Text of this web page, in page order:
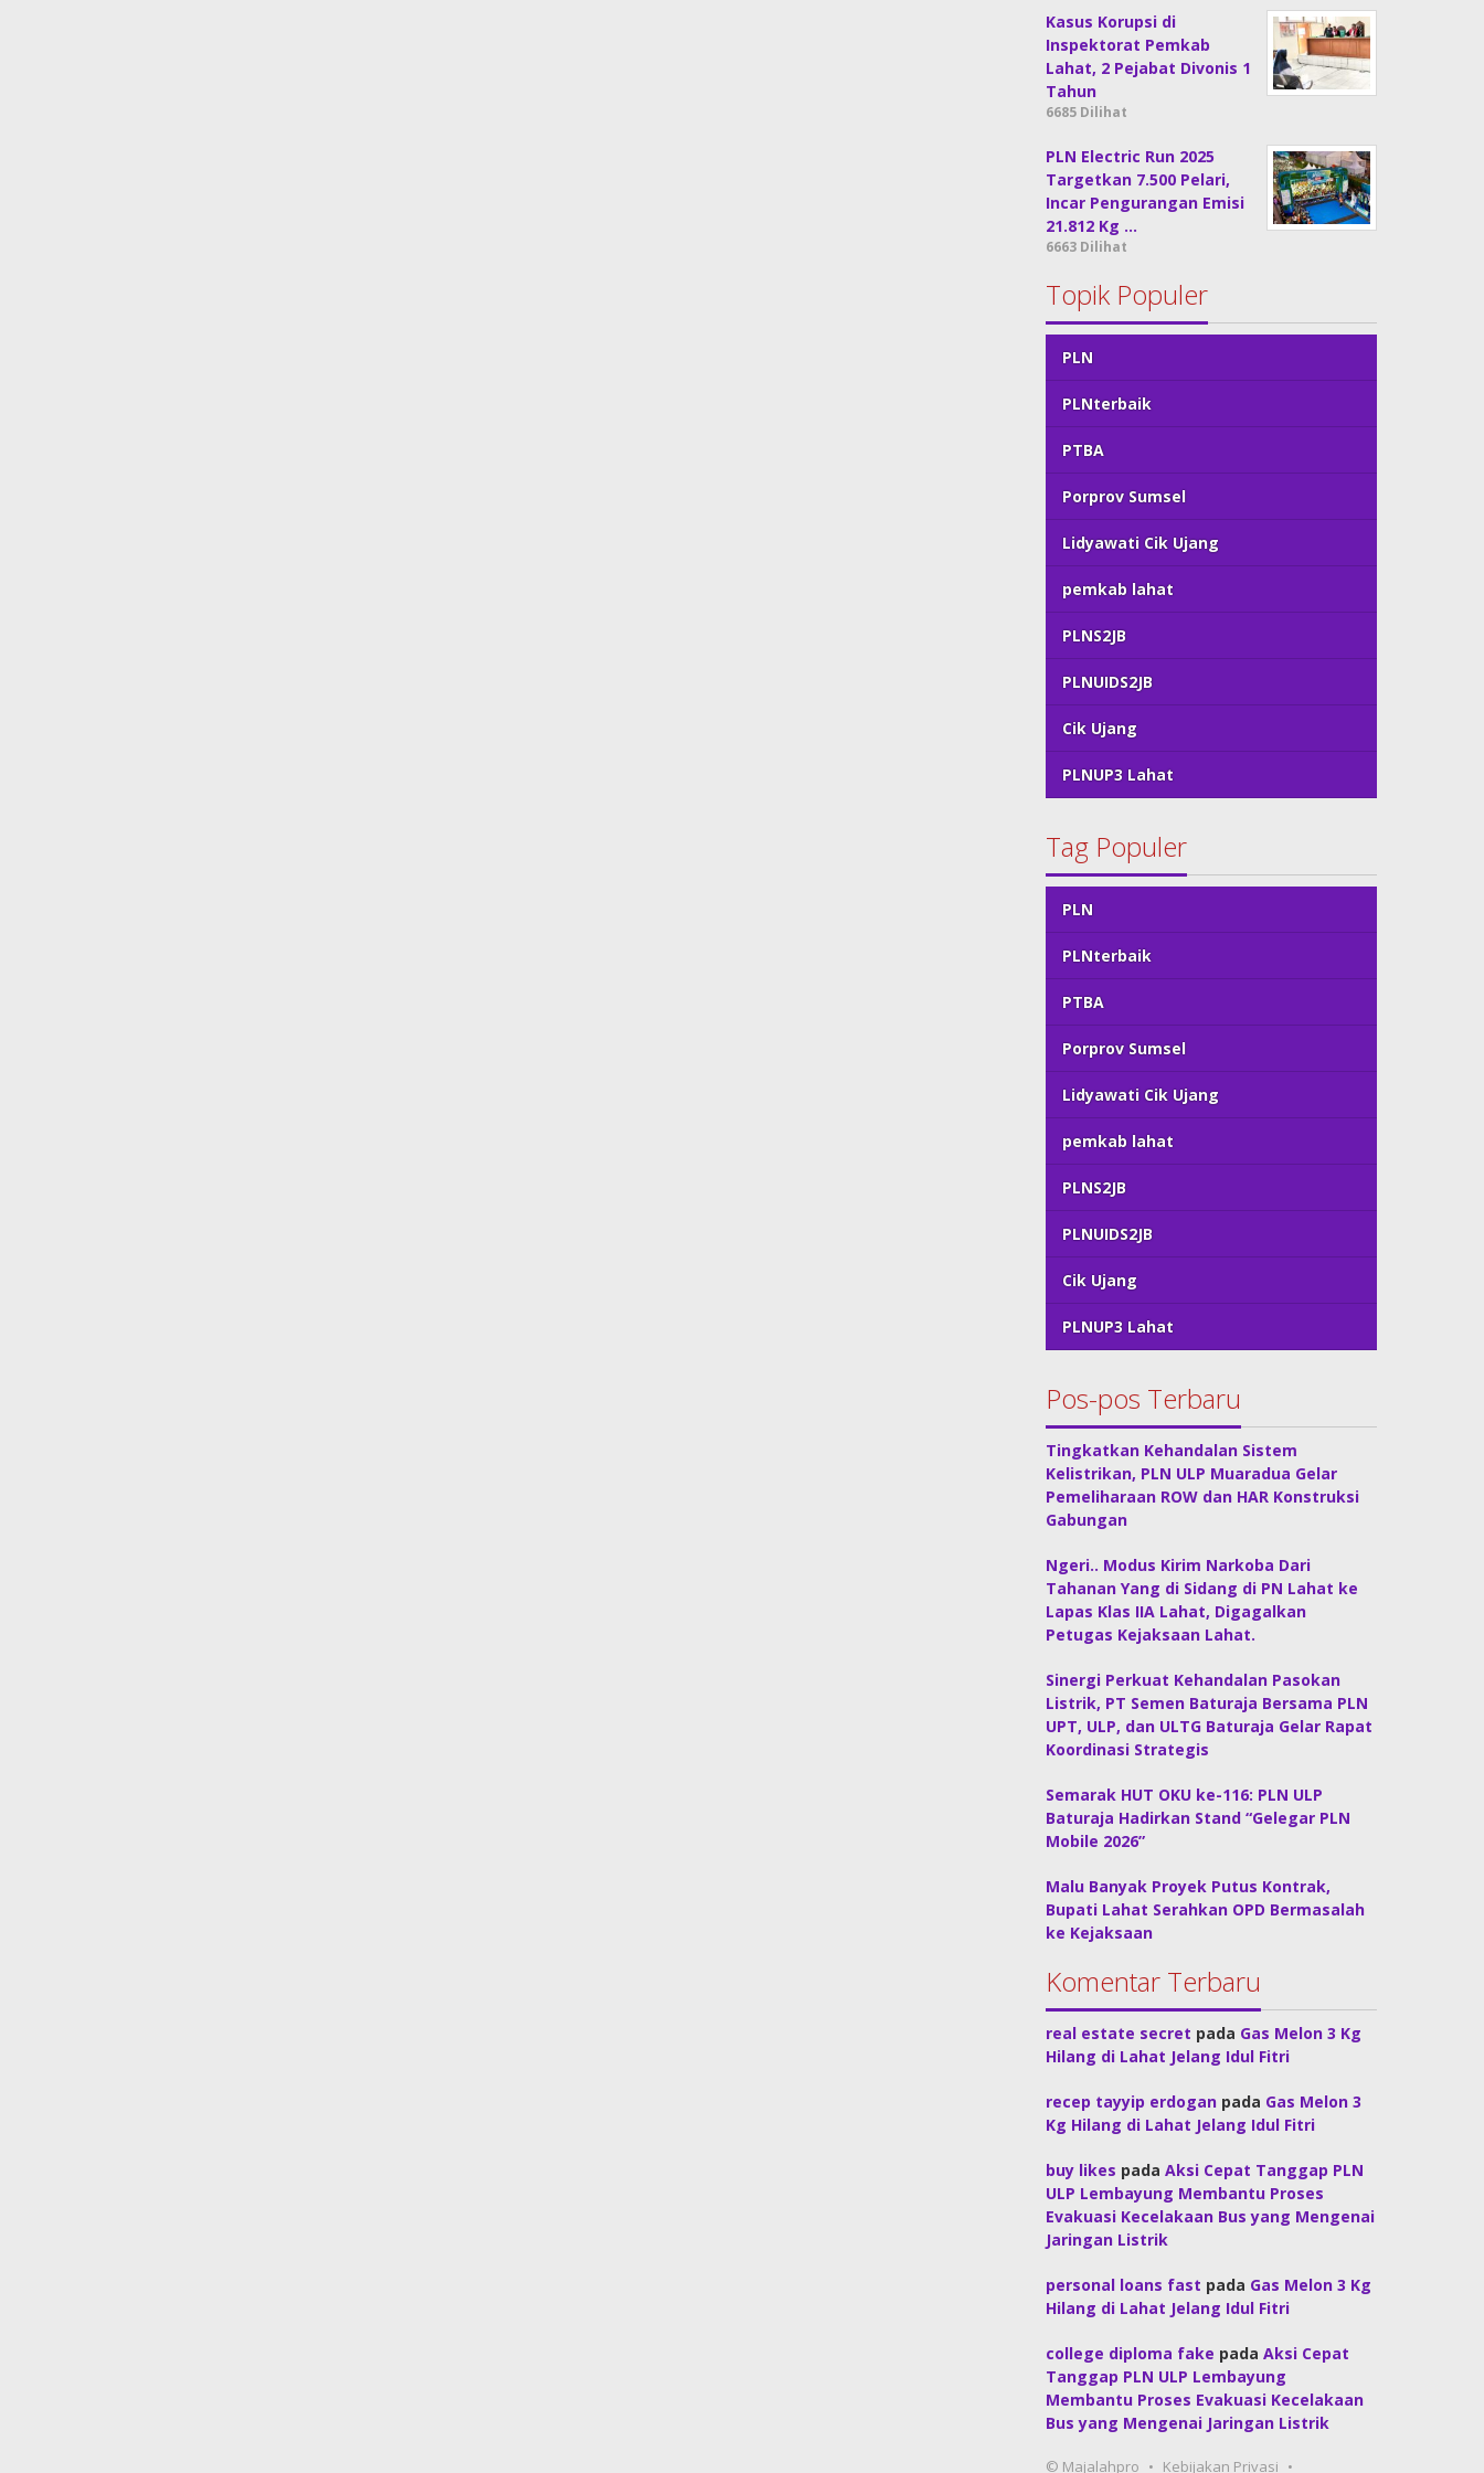
Kasus Korupsi di
Inspektorat Pemkab
Lahat, 2 Pejabat Divonis 1
Tahun
6685 Dilihat
PLN Electric Run 2025
Targetkan 7.500 Pelari,
Incar Pengurangan Emisi
21.812 Kg …
6663 Dilihat
Topik Populer
PLN
PLNterbaik
PTBA
Porprov Sumsel
Lidyawati Cik Ujang
pemkab lahat
PLNS2JB
PLNUIDS2JB
Cik Ujang
PLNUP3 Lahat
Tag Populer
PLN
PLNterbaik
PTBA
Porprov Sumsel
Lidyawati Cik Ujang
pemkab lahat
PLNS2JB
PLNUIDS2JB
Cik Ujang
PLNUP3 Lahat
Pos-pos Terbaru
Tingkatkan Kehandalan Sistem
Kelistrikan, PLN ULP Muaradua Gelar
Pemeliharaan ROW dan HAR Konstruksi
Gabungan
Ngeri.. Modus Kirim Narkoba Dari
Tahanan Yang di Sidang di PN Lahat ke
Lapas Klas IIA Lahat, Digagalkan
Petugas Kejaksaan Lahat.
Sinergi Perkuat Kehandalan Pasokan
Listrik, PT Semen Baturaja Bersama PLN
UPT, ULP, dan ULTG Baturaja Gelar Rapat
Koordinasi Strategis
Semarak HUT OKU ke-116: PLN ULP
Baturaja Hadirkan Stand “Gelegar PLN
Mobile 2026”
Malu Banyak Proyek Putus Kontrak,
Bupati Lahat Serahkan OPD Bermasalah
ke Kejaksaan
Komentar Terbaru
real estate secret pada Gas Melon 3 Kg
Hilang di Lahat Jelang Idul Fitri
recep tayyip erdogan pada Gas Melon 3
Kg Hilang di Lahat Jelang Idul Fitri
buy likes padaAksi Cepat Tanggap PLN
ULP Lembayung Membantu Proses
Evakuasi Kecelakaan Bus yang Mengenai
Jaringan Listrik
personal loans fast pada Gas Melon 3 Kg
Hilang di Lahat Jelang Idul Fitri
college diploma fake padaAksi Cepat
Tanggap PLN ULP Lembayung
Membantu Proses Evakuasi Kecelakaan
Bus yang Mengenai Jaringan Listrik
© Majalahpro Kebijakan Privasi